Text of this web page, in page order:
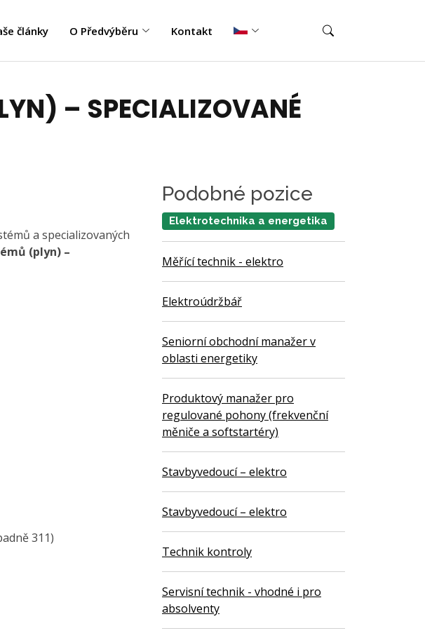
články O Předvýběru Kontakt
– SPECIALIZOVANÉ
a specializovaných
(plyn) –
311)
Podobné pozice
Elektrotechnika a energetika
Měřící technik - elektro
Elektroúdržbář
Seniorní obchodní manažer v
oblasti energetiky
Produktový manažer pro
regulované pohony (frekvenční
měniče a softstartéry)
Stavbyvedoucí – elektro
Stavbyvedoucí – elektro
Technik kontroly
Servisní technik - vhodné i pro
absolventy